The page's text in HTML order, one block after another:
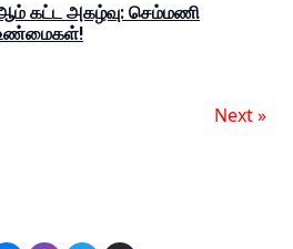
கட்ட அகழ்வு: செம்மணி
உண்மைகள்!
Next »